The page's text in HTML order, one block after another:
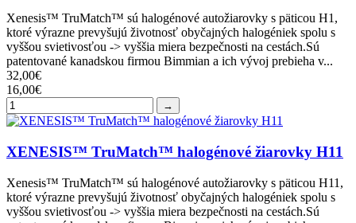
Xenesis™ TruMatch™ sú halogénové autožiarovky s päticou H1,
ktoré výrazne prevyšujú životnosť obyčajných halogéniek spolu s
vyššou svietivosťou -> vyššia miera bezpečnosti na cestách.Sú
patentované kanadskou firmou Bimmian a ich vývoj prebieha v...
32,00€
16,00€
→
XENESIS™ TruMatch™ halogénové žiarovky H11
Xenesis™ TruMatch™ sú halogénové autožiarovky s päticou H11,
ktoré výrazne prevyšujú životnosť obyčajných halogéniek spolu s
vyššou svietivosťou -> vyššia miera bezpečnosti na cestách.Sú